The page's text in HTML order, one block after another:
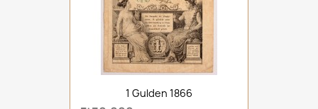
1 Gulden 1866